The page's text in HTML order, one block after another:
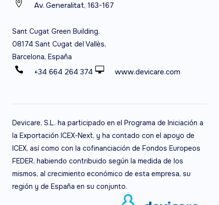
Av. Generalitat, 163-167
Sant Cugat Green Building.
08174 Sant Cugat del Vallès,
Barcelona, España
+34 664 264 374 www.devicare.com
Devicare, S.L. ha participado en el Programa de Iniciación a
la Exportación ICEX-Next, y ha contado con el apoyo de
ICEX, así como con la cofinanciación de Fondos Europeos
FEDER, habiendo contribuido según la medida de los
mismos, al crecimiento económico de esta empresa, su
región y de España en su conjunto.